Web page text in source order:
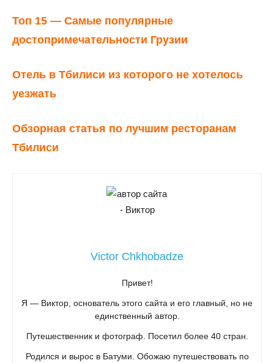
Топ 15 — Самые популярные
достопримечательности Грузии
Отель в Тбилиси из которого не хотелось
уезжать
Обзорная статья по лучшим ресторанам
Тбилиси
Victor Chkhobadze
Привет!
Я — Виктор, основатель этого сайта и его главный, но не
единственный автор.
Путешественник и фотограф. Посетил более 40 стран.
Родился и вырос в Батуми. Обожаю путешествовать по